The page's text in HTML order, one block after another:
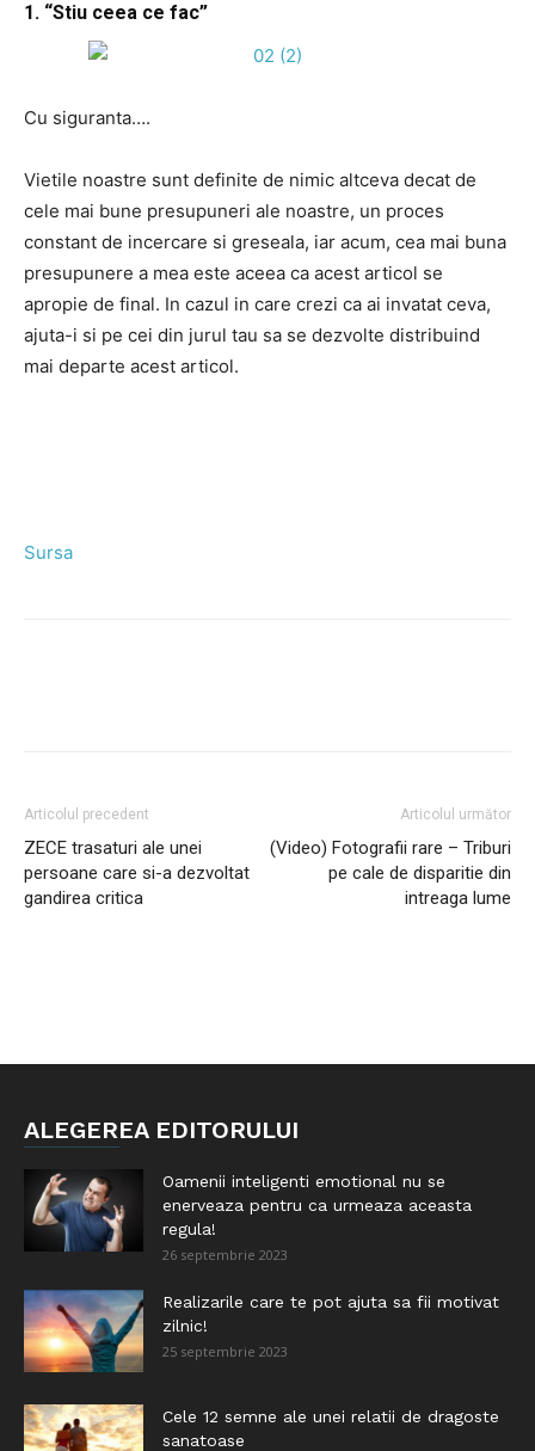
1. “Stiu ceea ce fac”
Cu siguranta….
Vietile noastre sunt definite de nimic altceva decat de
cele mai bune presupuneri ale noastre, un proces
constant de incercare si greseala, iar acum, cea mai buna
presupunere a mea este aceea ca acest articol se
apropie de final. In cazul in care crezi ca ai invatat ceva,
ajuta-i si pe cei din jurul tau sa se dezvolte distribuind
mai departe acest articol.
Sursa
Articolul precedent
ZECE trasaturi ale unei
persoane care si-a dezvoltat
gandirea critica
Articolul următor
(Video) Fotografii rare – Triburi
pe cale de disparitie din
intreaga lume
ALEGEREA EDITORULUI
Oamenii inteligenti emotional nu se
enerveaza pentru ca urmeaza aceasta
regula!
26 septembrie 2023
Realizarile care te pot ajuta sa fii motivat
zilnic!
25 septembrie 2023
Cele 12 semne ale unei relatii de dragoste
sanatoase